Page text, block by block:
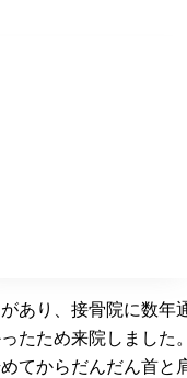
あり、接骨院に数年
たため来院しました。
てからだんだん首と